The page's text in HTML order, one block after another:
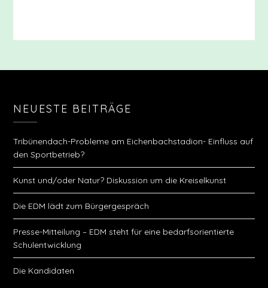
NEUESTE BEITRÄGE
Tribünendach-Probleme am Eichenbachstadion- Einfluss auf
den Sportbetrieb?
Kunst und/oder Natur? Diskussion um die Kreiselkunst
Die EDM lädt zum Bürgergespräch
Presse-Mitteilung – EDM steht für eine bedarfsorientierte
Schulentwicklung
Die Kandidaten